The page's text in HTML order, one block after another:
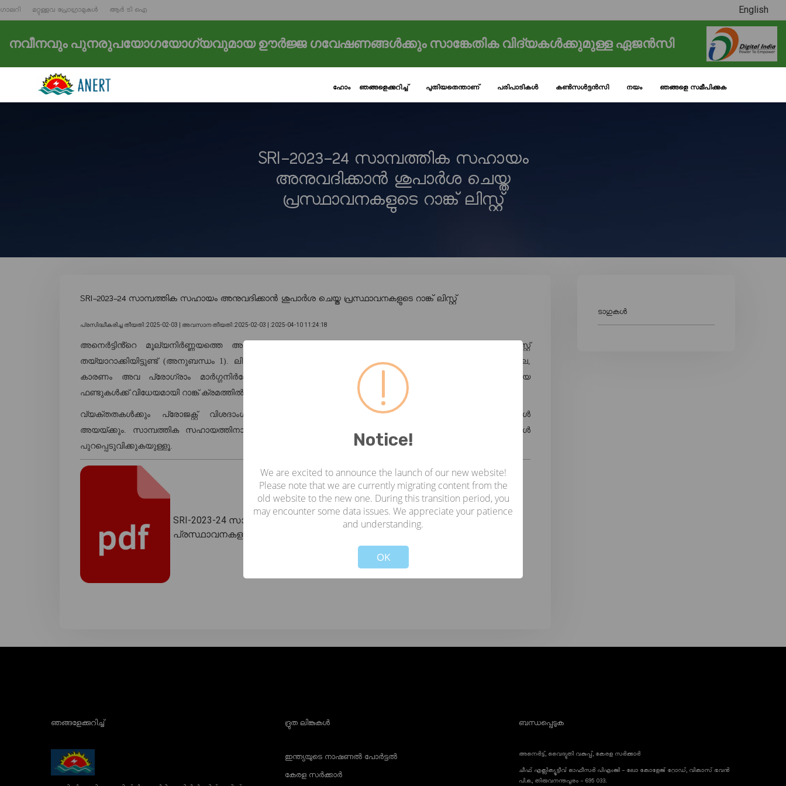
ഗാലറി മറ്റുള്ളവ പ്രോഗ്രാമുകൾ ആർ ടി ഐ English
നവീനവും പുനരുപയോഗയോഗ്യവുമായ ഊർജ്ജ ഗവേഷണങ്ങൾക്കും സാങ്കേതിക വിദ്യകൾക്കുമുള്ള ഏജൻസി
ഹോം ഞങ്ങളെക്കുറിച്ച് പുതിയതെന്താണ് പരിപാടികൾ കൺസൾട്ടൻസി നയം ഞങ്ങളെ സമീപിക്കുക
SRI-2023-24 സാമ്പത്തിക സഹായം
അനുവദിക്കാൻ ശുപാർശ ചെയ്ത
പ്രസ്ഥാവനകളുടെ റാങ്ക് ലിസ്റ്റ്
SRI-2023-24 സാമ്പത്തിക സഹായം അനുവദിക്കാൻ ശുപാർശ ചെയ്ത പ്രസ്ഥാവനകളുടെ റാങ്ക് ലിസ്റ്റ്
പ്രസിദ്ധീകരിച്ച തീയതി :2025-02-03 | അവസാന തീയതി :2025-02-03 | :2025-04-10 11:24:18
അനെർട്ടിൻ്റെ മൂല്യനിർണ്ണയത്തെ അടിസ്ഥാനമാക്കി, 12 നിർദ്ദേശങ്ങളുടെ ഒരു താൽക്കാലിക റാങ്ക് ലിസ്റ്റ്
തയ്യാറാക്കിയിട്ടുണ്ട് (അനുബന്ധം 1). ലിസ്റ്റിൽ ഉൾപ്പെടുത്തുന്നത് സാമ്പത്തിക സഹായത്തിന് ഉറപ്പുനൽകുന്നില്ല,
കാരണം അവ പ്രോഗ്രാം മാർഗ്ഗനിർദ്ദേശങ്ങൾ പാലിക്കുന്നില്ലെങ്കിൽ അവ നിരസിക്കപ്പെട്ടേക്കാം. ലഭ്യമായ
ഫണ്ടുകൾക്ക് വിധേയമായി റാങ്ക് ക്രമത്തിൽ സാമ്പത്തിക സഹായം അനുവദിക്കും.
വ്യക്തതകൾക്കും പ്രോജക്റ്റ് വിശദാംശങ്ങൾ അന്തിമമാക്കുന്നതിനുമായി വ്യക്തിഗത ആശയവിനിമയങ്ങൾ
അയയ്ക്കും. സാമ്പത്തിക സഹായത്തിനായി തിരഞ്ഞെടുത്ത നിർദ്ദേശങ്ങൾക്ക് മാത്രമേ അംഗീകാര ഉത്തരവുകൾ
പുറപ്പെടുവിക്കുകയുള്ളൂ.
SRI-2023-24 സാമ്പത്തിക സഹായം അനുവദിക്കാൻ ശുപാർശ ചെയ്ത
പ്രസ്ഥാവനകളുടെ റാങ്ക് ലിസ്റ്റ്
ടാഗുകൾ
ഞങ്ങളേക്കുറിച്ച് ദ്രുത ലിങ്കുകൾ
ഇന്ത്യയുടെ നാഷണൽ പോർട്ടൽ
കേരള സർക്കാർ
ബന്ധപ്പെടുക
അനെർട്ട്, വൈദ്യുതി വകുപ്പ്, കേരള സർക്കാർ
ചീഫ് എക്സിക്യൂട്ടീവ് ഓഫീസർ പിഎംജി - ലോ കോളേജ് റോഡ്, വികാസ് ഭവൻ
പി.ഒ., തിരുവനന്തപുരം - 695 033.
Notice!
We are excited to announce the launch of our new website!
Please note that we are currently migrating content from the
old website to the new one. During this transition period, you
may encounter some data issues. We appreciate your patience
and understanding.
OK